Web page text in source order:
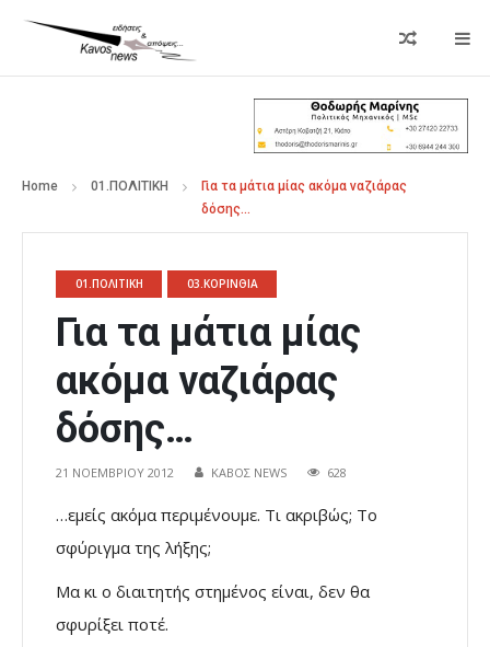
Home 01.ΠΟΛΙΤΙΚΗ
Για τα μάτια μίας ακόμα ναζιάρας
δόσης…
01.ΠΟΛΙΤΙΚΗ 03.ΚΟΡΙΝΘΙΑ
Για τα μάτια μίας
ακόμα ναζιάρας
δόσης…
21 ΝΟΕΜΒΡΊΟΥ 2012 ΚΑΒΟΣ NEWS 628
…εμείς ακόμα περιμένουμε. Τι ακριβώς; Το
σφύριγμα της λήξης;
Μα κι ο διαιτητής στημένος είναι, δεν θα
σφυρίξει ποτέ.